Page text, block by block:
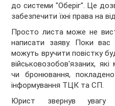
до системи "Оберіг". Це
забезпечити їхні права на
Просто листа може не
написати заяву. Поки
можуть вручити повістку
військовозобов'язаних,
чи бронювання,
інформування ТЦК та СП.
Юрист звернув увагу